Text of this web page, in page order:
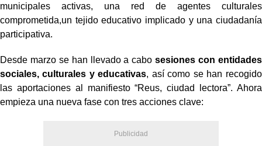
municipales activas, una red de agentes culturales
comprometida,un tejido educativo implicado y una ciudadanía
participativa.
Desde marzo se han llevado a cabo sesiones con entidades
sociales, culturales y educativas, así como se han recogido
las aportaciones al manifiesto “Reus, ciudad lectora”. Ahora
empieza una nueva fase con tres acciones clave: